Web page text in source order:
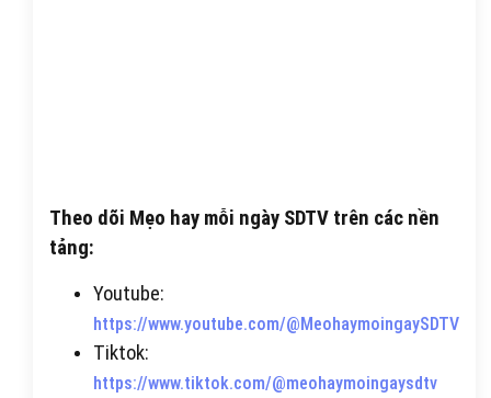
Theo dõi Mẹo hay mỗi ngày SDTV trên các nền
tảng:
Youtube:
https://www.youtube.com/@MeohaymoingaySDTV
Tiktok:
https://www.tiktok.com/@meohaymoingaysdtv